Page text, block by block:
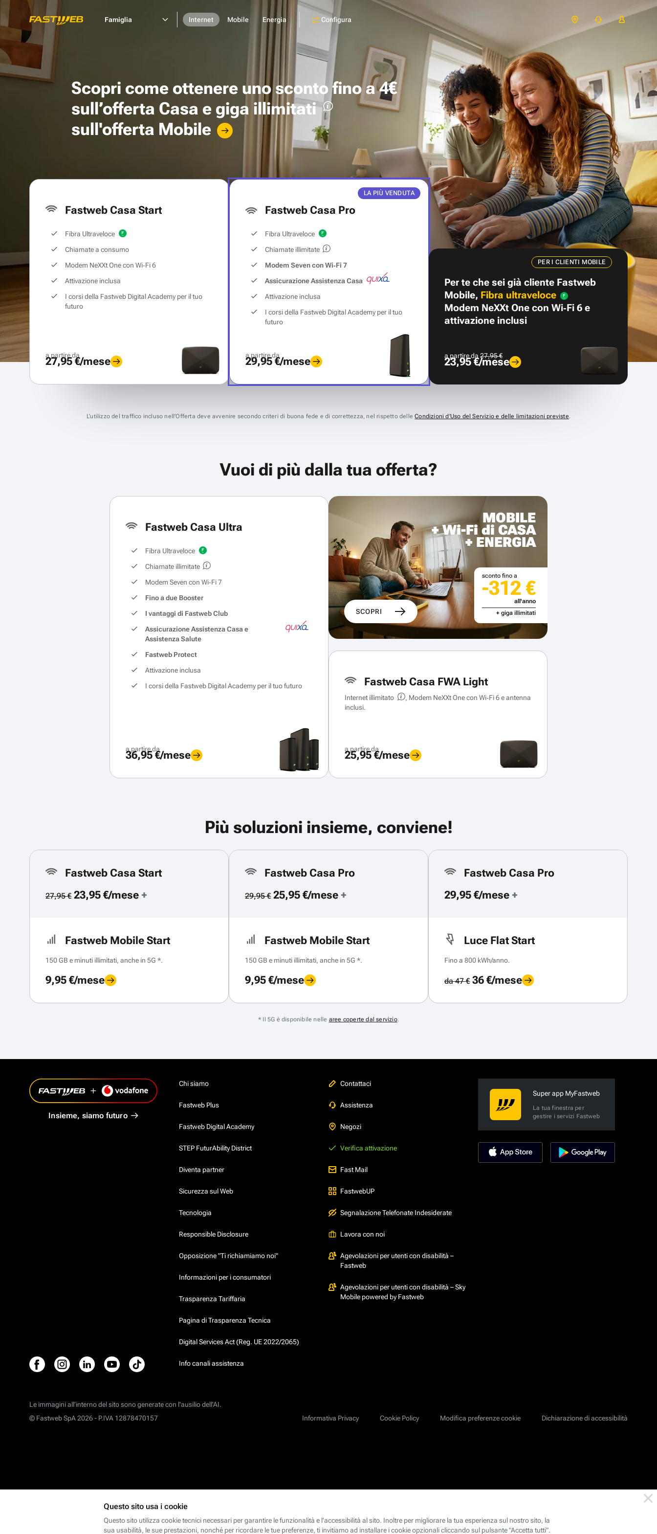
Famiglia Internet Mobile Energia Configura
Scopri come ottenere unosconto fino a 4€
sull’offerta Casa e giga illimitati
sull'offerta Mobile
Fastweb Casa Start
Fibra Ultraveloce
Chiamate a consumo
Modem NeXXt One con Wi‑Fi 6
Attivazione inclusa
I corsi della Fastweb Digital Academy per il tuo
futuro
a partire da
27,95 €/mese
LA PIÙ VENDUTA
Fastweb Casa Pro
Fibra Ultraveloce
Chiamate illimitate
Modem Seven con Wi‑Fi 7
Assicurazione Assistenza Casa
Attivazione inclusa
I corsi della Fastweb Digital Academy per il tuo
futuro
a partire da
29,95 €/mese
PER I CLIENTI MOBILE
Per te che sei già cliente Fastweb
Mobile, Fibra ultraveloce
Modem NeXXt One con Wi‑Fi 6 e
attivazione inclusi
a partire da27,95 €
23,95 €/mese
L’utilizzo del traffico incluso nell’Offerta deve avvenire secondo criteri di buona fede e di correttezza, nel rispetto delleCondizioni d’Uso del Servizio e delle limitazioni previste.
Vuoi di più dalla tua offerta?
Fastweb Casa Ultra
Fibra Ultraveloce
Chiamate illimitate
Modem Seven con Wi‑Fi 7
Fino a due Booster
I vantaggi di Fastweb Club
Assicurazione Assistenza Casa e
Assistenza Salute
Fastweb Protect
Attivazione inclusa
I corsi della Fastweb Digital Academy per il tuo futuro
a partire da
36,95 €/mese
MOBILE
+ Wi-Fi di CASA
+ ENERGIA
SCOPRI
sconto fino a
-312 €
all'anno
+ giga illimitati
Fastweb Casa FWA Light
Internet illimitato
, Modem NeXXt One con Wi‑Fi 6 e antenna
inclusi.
a partire da
25,95 €/mese
Più soluzioni insieme, conviene!
Fastweb Casa Start
27,95 €23,95 €/mese +
Fastweb Mobile Start
150 GB e minuti illimitati, anche in 5G *.
9,95 €/mese
Fastweb Casa Pro
29,95 €25,95 €/mese +
Fastweb Mobile Start
150 GB e minuti illimitati, anche in 5G *.
9,95 €/mese
Fastweb Casa Pro
29,95 €/mese +
Luce Flat Start
Fino a 800 kWh/anno.
da 47 €36 €/mese
* Il 5G è disponibile nelle aree coperte dal servizio.
Insieme, siamo futuro
Chi siamo
Fastweb Plus
Fastweb Digital Academy
STEP FuturAbility District
Diventa partner
Sicurezza sul Web
Tecnologia
Responsible Disclosure
Opposizione "Ti richiamiamo noi"
Informazioni per i consumatori
Trasparenza Tariffaria
Pagina di Trasparenza Tecnica
Digital Services Act (Reg. UE 2022/2065)
Info canali assistenza
Contattaci
Assistenza
Negozi
Verifica attivazione
Fast Mail
FastwebUP
Segnalazione Telefonate Indesiderate
Lavora con noi
Agevolazioni per utenti con disabilità –
Fastweb
Agevolazioni per utenti con disabilità – Sky
Mobile powered by Fastweb
Super app MyFastweb
La tua finestra per
gestire i servizi Fastweb
Le immagini all’interno del sito sono generate con l'ausilio dell'AI.
Informativa Privacy
Cookie Policy Modifica preferenze cookie Dichiarazione di accessibilità
© Fastweb SpA 2026 - P.IVA 12878470157